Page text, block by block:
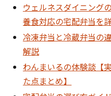
ウェルネスダイニング
養食対応の宅配弁当を
冷凍弁当と冷蔵弁当の
解説
わんまいるの体験談【
た点まとめ】